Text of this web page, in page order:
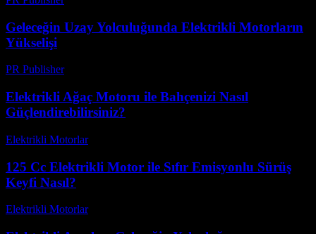
Geleceğin Uzay Yolculuğunda Elektrikli Motorların
Yükselişi
PR Publisher-
Elektrikli Ağaç Motoru ile Bahçenizi Nasıl
Güçlendirebilirsiniz?
Elektrikli Motorlar-
125 Cc Elektrikli Motor ile Sıfır Emisyonlu Sürüş
Keyfi Nasıl?
Elektrikli Motorlar-